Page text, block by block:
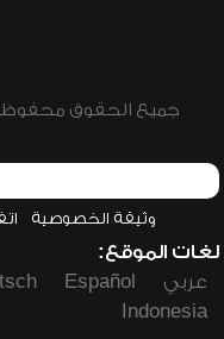
جميع الحقوق محفوظة © 2026 - 1998 لشبكة
وثيقة الخصوصية
لغات الموقع:
عربي
Español
Indonesia